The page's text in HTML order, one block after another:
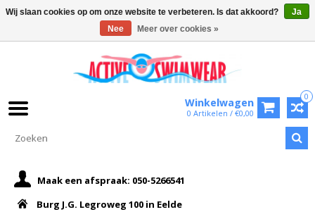
0
Winkelwagen
0 Artikelen / €0,00
Maak een afspraak: 050-5266541
Burg J.G. Legroweg 100 in Eelde
Wij slaan cookies op om onze website te verbeteren. Is dat akkoord?
Ja
Nee
Meer over cookies »